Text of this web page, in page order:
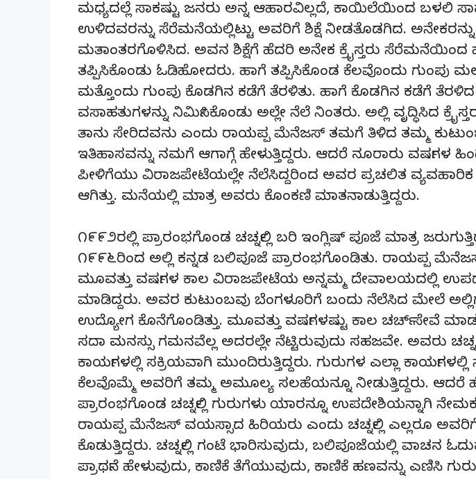
ಮಧ್ಯದಲ್ಲೆ ಸಾಕಷ್ಟು ಜನರು ಅನ್ನ ಆಹಾರವಿಲ್ಲದೆ, ಕಾಯಿಲೆಯಿಂದ ಬಳಲಿ
ಉಳಿದವರನ್ನು ಸೆರೆಮನೆಯಲ್ಲಿಟ್ಟು ಅವರಿಗೆ ಶಿಕ್ಷೆ ನೀಡತೊಡಗಿದ. ಅನೇಕರನ್ನು
ಮತಾಂತರಗೊಳಿಸಿದ. ಅವನ ಶಿಕ್ಷೆಗೆ ಹೆದರಿ ಅನೇಕ ಕ್ರೈಸ್ತರು
ತಪ್ಪಿಸಿಕೊಂಡು ಓಡಿಹೋದರು. ಹಾಗೆ ತಪ್ಪಿಸಿಕೊಂಡ ಕೆಲವೊಂದು ಗುಂಪು
ಮತ್ತೊಂದು ಗುಂಪು ಕೊಡಗಿನ ಕಡೆಗೆ ತೆರಳಿತು. ಹಾಗೆ ಕೊಡಗಿನ ಕಡೆಗೆ ತೆರಳಿದ
ವಸಾಹತುಗಳನ್ನು ನಿರ್ಮಿಸಿಕೊಂಡು ಅಲ್ಲೇ ನೆಲೆ ನಿಂತರು. ಅಲ್ಲಿ ವೃದ್ಧಿಸಿದ
ತಾನು ಸೇರಿದವನು ಎಂದು ರಾಯಪ್ಪ ಮೆನೆಜಸ್ ತಮಗೆ ತಿಳಿದ ತಮ್ಮ
ಇತಿಹಾಸವನ್ನು ನಮಗೆ ಆಗಾಗ್ಗೆ ಹೇಳುತ್ತಿದ್ದರು. ಆದರೆ ನೂರಾರು ವರ್ಷಗಳ
ಪೀಳಿಗೆಯು ವಿರಾಜಪೇಟೆಯಲ್ಲೇ ನೆಲೆಸಿದ್ದರಿಂದ ಅವರ ಪ್ರಚಲಿತ ವ್ಯವಹಾರಿಕ
ಆಗಿತ್ತು. ಮನೆಯಲ್ಲಿ ಮಾತ್ರ ಅವರು ಕೊಂಕಣಿ ಮಾತನಾಡುತ್ತಿದ್ದರು.
೧೯೯೨ರಲ್ಲಿ ಪ್ರಾರಂಭಗೊಂಡ ಚರ್ಚ್ನಲ್ಲಿ ಬರಿ ಇಂಗ್ಲಿಷ್ ಪೂಜೆ ಮಾತ್ರ
೧೯೯೬ರಿಂದ ಅಲ್ಲಿ ಕನ್ನಡ ಬಲಿಪೂಜೆ ಪ್ರಾರಂಭಗೊಂಡಿತು. ರಾಯಪ್ಪ
ಮೂವತ್ತು ವರ್ಷಗಳ ಕಾಲ ವಿರಾಜಪೇಟೆಯ ಅನ್ನಮ್ಮ ದೇವಾಲಯದಲ್ಲಿ
ಮಾಡಿದ್ದರು. ಅವರ ಕುಟುಂಬವು ಬೆಂಗಳೂರಿಗೆ ಬಂದು ನೆಲೆಸಿದ ಮೇಲೆ
ಉದ್ಯೋಗ ಕೊನೆಗೊಂಡಿತ್ತು. ಮೂವತ್ತು ವರ್ಷಗಳಷ್ಟು ಕಾಲ ಚರ್ಚ್ ಸೇವೆ
ಸದಾ ಮನಸ್ಸು ಗಮನವೆಲ್ಲ ಅದರಲ್ಲೇ ನೆಟ್ಟಿರುವುದು ಸಹಜವೇ. ಅವರು
ಕಾರ್ಯಗಳಲ್ಲಿ ಸಕ್ರಿಯವಾಗಿ ಮುಂದಿರುತ್ತಿದ್ದರು. ಗುರುಗಳ ಎಲ್ಲಾ ಕಾರ್ಯಗಳಲ್ಲಿ
ಕೆಲವೊಮ್ಮೆ ಅವರಿಗೆ ತಮ್ಮ ಅಮೂಲ್ಯ ಸಲಹೆಯನ್ನೂ ನೀಡುತ್ತಿದ್ದರು. ಆದರೆ
ಪ್ರಾರಂಭಗೊಂಡ ಚರ್ಚ್ನಲ್ಲಿ ಗುರುಗಳು ಯಾರನ್ನೂ ಉಪದೇಶಿಯನ್ನಾಗಿ
ರಾಯಪ್ಪ ಮೆನೆಜಸ್ ವಯಸ್ಸಾದ ಹಿರಿಯರು ಎಂದು ಚರ್ಚ್ನಲ್ಲಿ ಎಲ್ಲರೂ
ಕೊಡುತ್ತಿದ್ದರು. ಚರ್ಚ್ನಲ್ಲಿ ಗಂಟೆ ಭಾರಿಸುವುದು, ಬಲಿಪೂಜೆಯಲ್ಲಿ ವಾಚನ
ಪ್ರಾರ್ಥನೆ ಹೇಳುವುದು, ಕಾಣಿಕೆ ತೆಗೆಯುವುದು, ಕಾಣಿಕೆ ಹಣವನ್ನು ಎಣಿಸಿ